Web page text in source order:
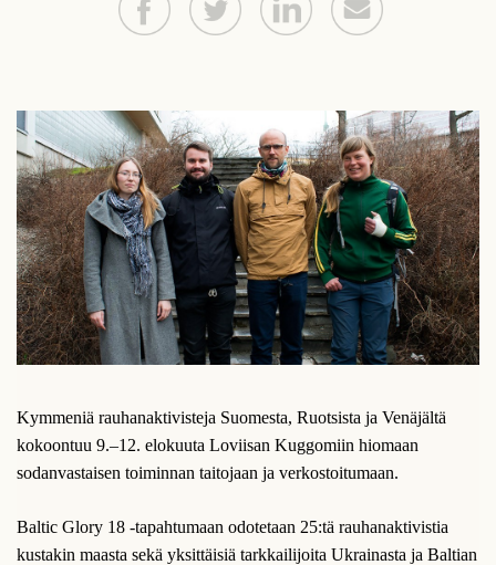
Kymmeniä rauhanaktivisteja Suomesta, Ruotsista ja Venäjältä
kokoontuu 9.–12. elokuuta Loviisan Kuggomiin hiomaan
sodanvastaisen toiminnan taitojaan ja verkostoitumaan.
Baltic Glory 18 -tapahtumaan odotetaan 25:tä rauhanaktivistia
kustakin maasta sekä yksittäisiä tarkkailijoita Ukrainasta ja Baltian